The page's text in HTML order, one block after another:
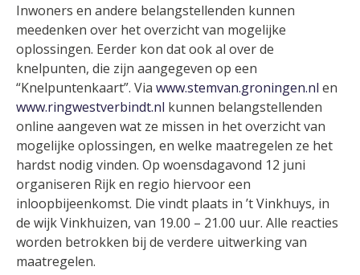
Inwoners en andere belangstellenden kunnen
meedenken over het overzicht van mogelijke
oplossingen. Eerder kon dat ook al over de
knelpunten, die zijn aangegeven op een
“Knelpuntenkaart”. Via www.stemvan.groningen.nl en
www.ringwestverbindt.nl kunnen belangstellenden
online aangeven wat ze missen in het overzicht van
mogelijke oplossingen, en welke maatregelen ze het
hardst nodig vinden. Op woensdagavond 12 juni
organiseren Rijk en regio hiervoor een
inloopbijeenkomst. Die vindt plaats in ’t Vinkhuys, in
de wijk Vinkhuizen, van 19.00 – 21.00 uur. Alle reacties
worden betrokken bij de verdere uitwerking van
maatregelen.